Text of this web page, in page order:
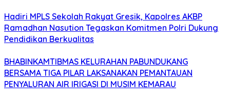
Hadiri MPLS Sekolah Rakyat Gresik, Kapolres AKBP
Ramadhan Nasution Tegaskan Komitmen Polri Dukung
Pendidikan Berkualitas
BHABINKAMTIBMAS KELURAHAN PABUNDUKANG
BERSAMA TIGA PILAR LAKSANAKAN PEMANTAUAN
PENYALURAN AIR IRIGASI DI MUSIM KEMARAU